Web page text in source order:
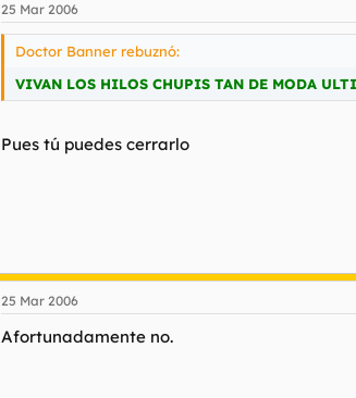
25 Mar 2006
Doctor Banner rebuznó:
VIVAN LOS HILOS CHUPIS TAN DE MODA
Pues tú puedes cerrarlo
25 Mar 2006
Afortunadamente no.